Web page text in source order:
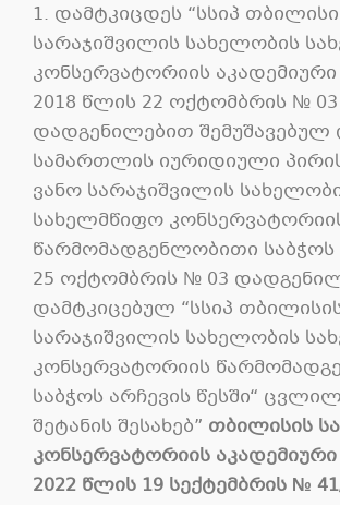
1. დამტკიცდეს “სსიპ
სარაჯიშვილის სახელობის
კონსერვატორიის აკადემიური
2018 წლის 22 ოქტომბრის № 03
დადგენილებით შემუშავებულ
სამართლის იურიდიული
ვანო სარაჯიშვილის
სახელმწიფო
წარმომადგენლობითი საბჭოს
25 ოქტომბრის № 03
დამტკიცებულ “სსიპ
სარაჯიშვილის სახელობის
კონსერვატორიის
საბჭოს არჩევის წესში“
შეტანის შესახებ” თბილისის
კონსერვატორიის აკადემიური
2022 წლის 19 სექტემბრის №